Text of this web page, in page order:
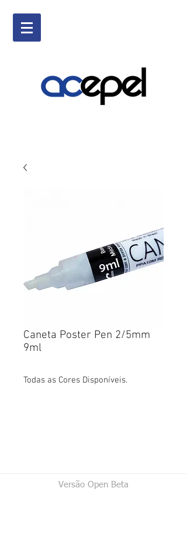
Caneta Poster Pen 2/5mm
9ml
Todas as Cores Disponíveis.
Versão Open Beta